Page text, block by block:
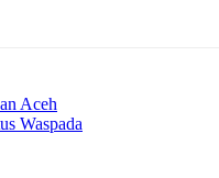
Aceh
Waspada